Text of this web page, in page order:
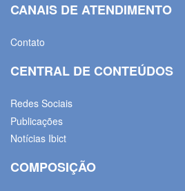
CANAIS DE ATENDIMENTO
Contato
CENTRAL DE CONTEÚDOS
Redes Sociais
Publicações
Notícias Ibict
COMPOSIÇÃO